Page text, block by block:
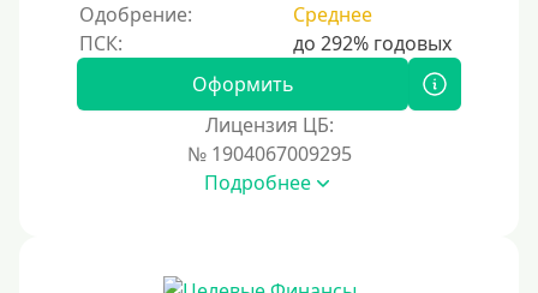
На Вебмани
Виза (Visa)
Одобрение:
Среднее
Оформить
Лицензия ЦБ:
№ 1904067009295
Подробнее